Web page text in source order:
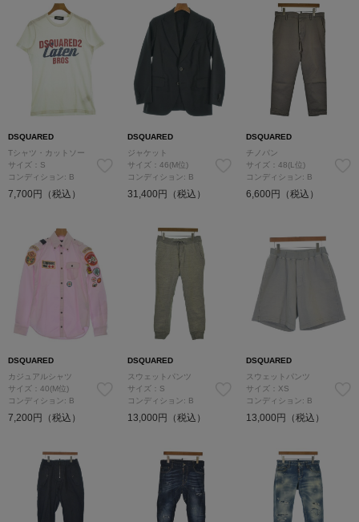
DSQUARED
Tシャツ・カットソー
サイズ：S
コンディション: B
7,700円（税込）
DSQUARED
ジャケット
サイズ：46(M位)
コンディション: B
31,400円（税込）
DSQUARED
チノパン
サイズ：48(L位)
コンディション: B
6,600円（税込）
DSQUARED
カジュアルシャツ
サイズ：40(M位)
コンディション: B
7,200円（税込）
DSQUARED
スウェットパンツ
サイズ：S
コンディション: B
13,000円（税込）
DSQUARED
スウェットパンツ
サイズ：XS
コンディション: B
13,000円（税込）